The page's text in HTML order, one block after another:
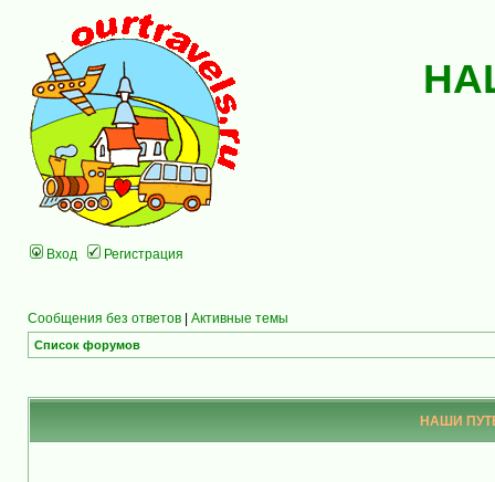
Вход Регистрация
Сообщения без ответов | Активные темы
Список форумов
НАШИ